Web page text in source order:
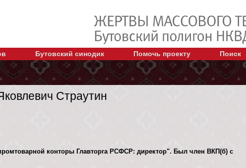
Бутовский синодик Помочь проекту Поиск
Страутин
конторы Главторга РСФСР: директор". Был член ВКП(б) с